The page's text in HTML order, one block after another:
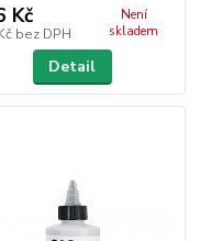
Kč
bez DPH
Není
skladem
Detail